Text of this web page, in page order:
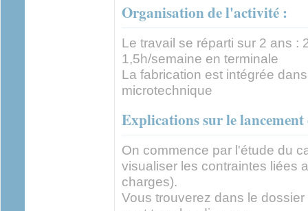
Organisation de l'activité :
Le travail se réparti sur 2 ans :
1,5h/semaine en terminale
La fabrication est intégrée
microtechnique
Explications sur le
On commence par l'étude du
visualiser les contraintes liées
charges).
Vous trouverez dans le